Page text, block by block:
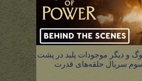
و دیگر موجودات پلید در پشت
سریال حلقه‌های قدرت